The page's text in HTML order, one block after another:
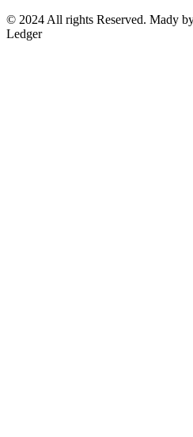
© 2024 All rights Reserved. Mady
Ledger